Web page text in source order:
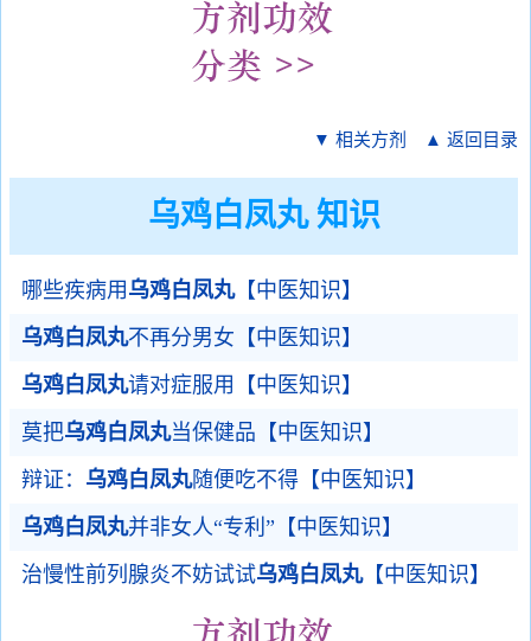
▼ 相关方剂 ▲ 返回目录
乌鸡白凤丸 知识
哪些疾病用 乌鸡白凤丸【中医知识】
乌鸡白凤丸不再分男女【中医知识】
乌鸡白凤丸请对症服用【中医知识】
莫把乌鸡白凤丸当保健品【中医知识】
辩证： 乌鸡白凤丸随便吃不得【中医知识】
乌鸡白凤丸并非女人“专利”【中医知识】
治慢性前列腺炎不妨试试乌鸡白凤丸【中医知识】